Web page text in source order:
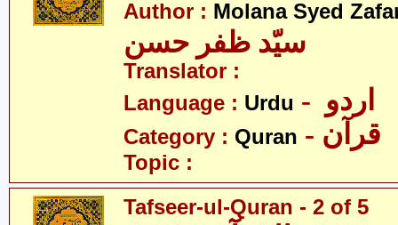
Author : Molana Syed
سیّد ظفر حسن
Translator :
Language : Urdu
Category : Quran - قرآن
Topic :
Tafseer-ul-Quran - 2 of 5